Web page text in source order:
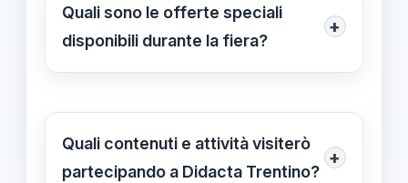
Trentino o visitare semplicemente
Quali sono le offerte speciali
disponibili durante la fiera?
+
Durante la fiera, potrai ricevere una
sconto del 30% sui webinar Tecnica
della Scuola, valido fino al 31
Quali contenuti e attività visiterò
partecipando a Didacta Trentino?
+